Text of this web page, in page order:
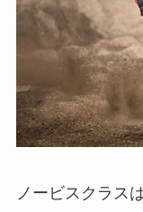
ノービスクラス